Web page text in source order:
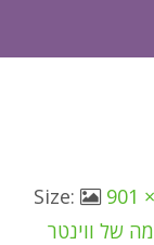
901
של ווינטר